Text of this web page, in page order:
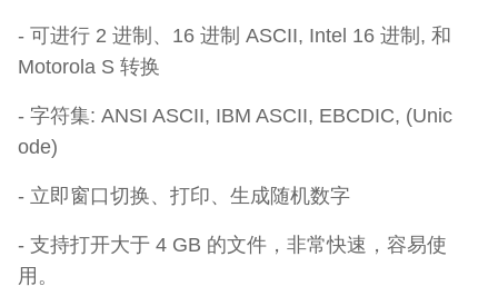
- 可进行 2 进制、16 进制 ASCII, Intel 16 进制, 和
Motorola S 转换
- 字符集: ANSI ASCII, IBM ASCII, EBCDIC, (Unic
ode)
- 立即窗口切换、打印、生成随机数字
- 支持打开大于 4 GB 的文件，非常快速，容易使
用。